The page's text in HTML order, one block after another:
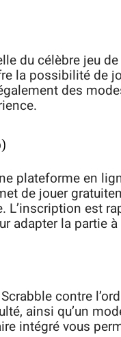
du célèbre jeu
la possibilité de
des
plateforme en
de jouer
L’inscription est
adapter la partie
contre
ainsi qu’un
intégré vous